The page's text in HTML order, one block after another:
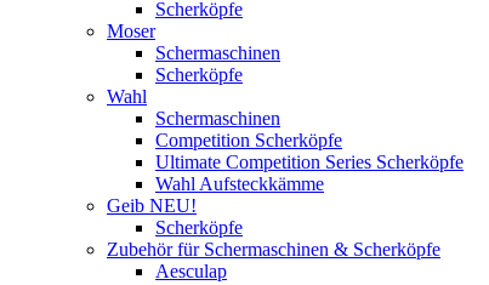
Scherköpfe
Moser
Schermaschinen
Scherköpfe
Wahl
Schermaschinen
Competition Scherköpfe
Ultimate Competition Series Scherköpfe
Wahl Aufsteckkämme
Geib NEU!
Scherköpfe
Zubehör für Schermaschinen & Scherköpfe
Aesculap